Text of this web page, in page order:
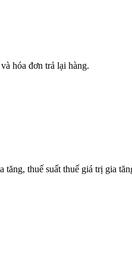
hóa đơn trả lại hàng.
thuế suất thuế giá trị gia